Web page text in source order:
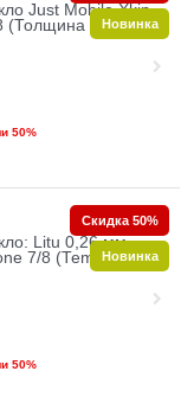
Just Mobile Xkin
(Толщина 0.33
50%
Новинка
Litu 0,26 мм
7/8 (Tempered
50%
Скидка 50%
Новинка